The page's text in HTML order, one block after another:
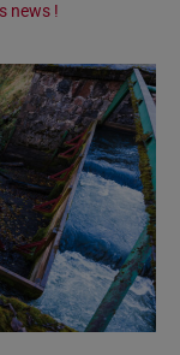
news !